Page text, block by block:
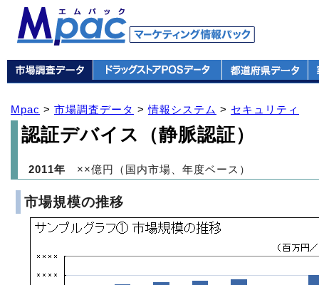
Mpac > 市場調査データ >情報システム > セキュリティ
認証デバイス（静脈認証）
2011年 ××億円（国内市場、年度ベース）
市場規模の推移